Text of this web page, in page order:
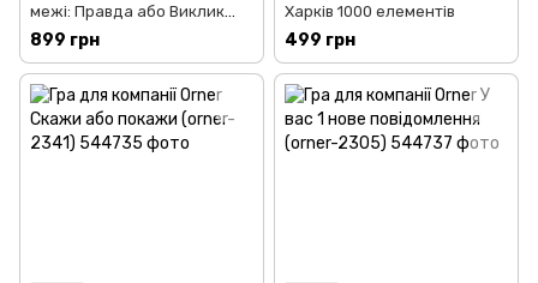
межі: Правда або Виклик
(orner-2683)
899 грн
Харків 1000 елементів
499 грн